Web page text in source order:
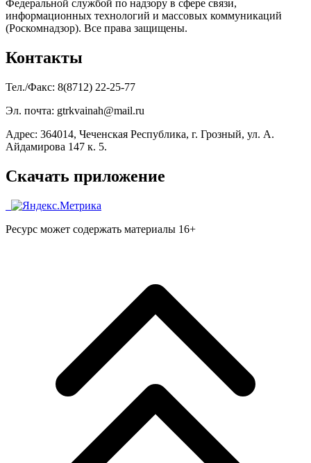
Федеральной службой по надзору в сфере связи,
информационных технологий и массовых коммуникаций
(Роскомнадзор). Все права защищены.
Контакты
Тел./Факс: 8(8712) 22-25-77
Эл. почта: gtrkvainah@mail.ru
Адрес: 364014, Чеченская Республика, г. Грозный, ул. А.
Айдамирова 147 к. 5.
Скачать приложение
Ресурс может содержать материалы 16+